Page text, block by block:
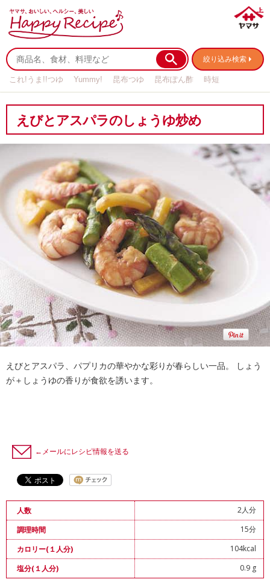
絞り込み検索
これ!うま!!つゆ Yummy! 昆布つゆ 昆布ぽん酢
時短
えびとアスパラのしょうゆ炒め
えびとアスパラ、パプリカの華やかな彩りが春らしい一品。 しょう
が＋しょうゆの香りが食欲を誘います。
←メールにレシピ情報を送る
人数
2人分
調理時間
15分
カロリー(１人分)
104kcal
塩分(１人分)
0.9 g